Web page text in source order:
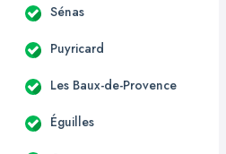
Sénas
Puyricard
Les Baux-de-Provence
Éguilles